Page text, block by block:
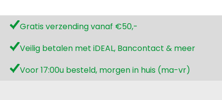
Gratis verzending vanaf €50,-
Veilig betalen met iDEAL, Bancontact & meer
Voor 17:00u besteld, morgen in huis (ma-vr)